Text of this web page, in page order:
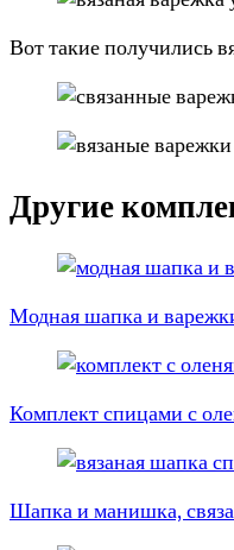
Вот такие получились
Другие
Модная шапка и
Комплект спицами с
Шапка и манишка,